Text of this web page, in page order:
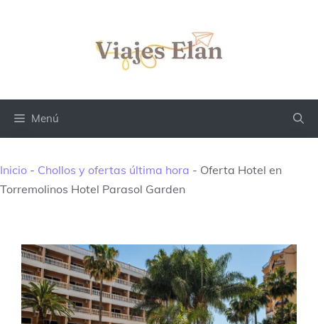
Menú
Inicio - Chollos y ofertas última hora - Oferta Hotel en
Torremolinos Hotel Parasol Garden